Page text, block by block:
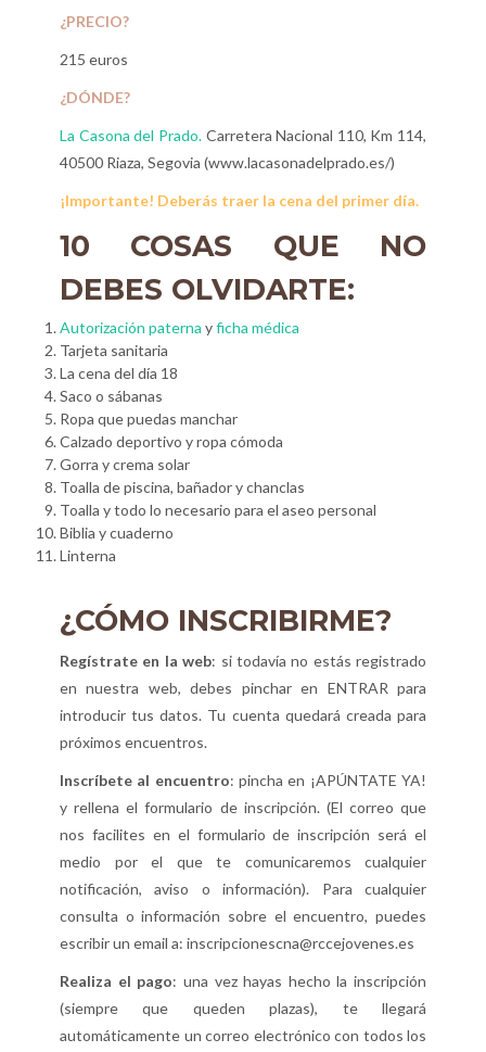
¿PRECIO?
215 euros
¿DÓNDE?
La Casona del Prado.Carretera Nacional 110, Km 114,
40500 Riaza, Segovia (www.lacasonadelprado.es/)
¡Importante! Deberás traer la cena del primer día.
10 COSAS QUE NO
DEBES OLVIDARTE:
Autorización paterna yficha médica
Tarjeta sanitaria
La cena del día 18
Saco o sábanas
Ropa que puedas manchar
Calzado deportivo y ropa cómoda
Gorra y crema solar
Toalla de piscina, bañador y chanclas
Toalla y todo lo necesario para el aseo personal
Biblia y cuaderno
Linterna
¿CÓMO INSCRIBIRME?
Regístrate en la web: si todavía no estás registrado
en nuestra web, debes pinchar en ENTRAR para
introducir tus datos. Tu cuenta quedará creada para
próximos encuentros.
Inscríbete al encuentro: pincha en ¡APÚNTATE YA!
y rellena el formulario de inscripción. (El correo que
nos facilites en el formulario de inscripción será el
medio por el que te comunicaremos cualquier
notificación, aviso o información). Para cualquier
consulta o información sobre el encuentro, puedes
escribir un email a: inscripcionescna@rccejovenes.es
Realiza el pago: una vez hayas hecho la inscripción
(siempre que queden plazas), te llegará
automáticamente un correo electrónico con todos los